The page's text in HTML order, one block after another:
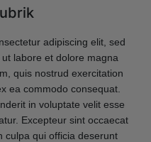
adipiscing elit, sed
labore et dolore magna
quis nostrud exercitation
ea commodo consequat.
in voluptate velit esse
Excepteur sint occaecat
culpa qui officia deserunt